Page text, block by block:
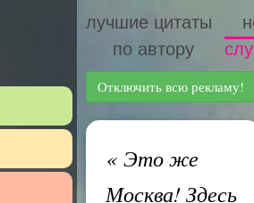
лучшие цитаты
по автору
Отключить всю рекламу!
«Это же
Москва! Здесь